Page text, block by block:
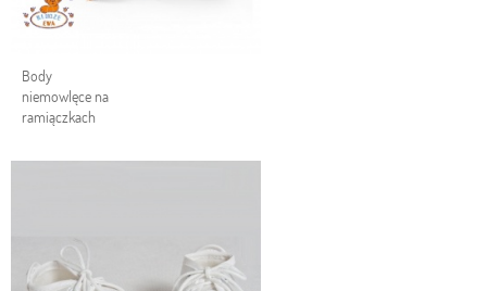
Body
niemowlęce na
ramiączkach